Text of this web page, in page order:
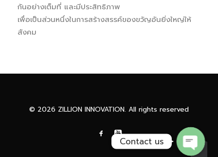
กันอย่างเต็มที่ และมีประสิทธิภาพ
เพื่อเป็นส่วนหนึ่งในการสร้างสรรค์ของขวัญอันยิ่งใหญ่ให้
สังคม
© 2026 ZILLION INNOVATION. All rights reserved
Contact us